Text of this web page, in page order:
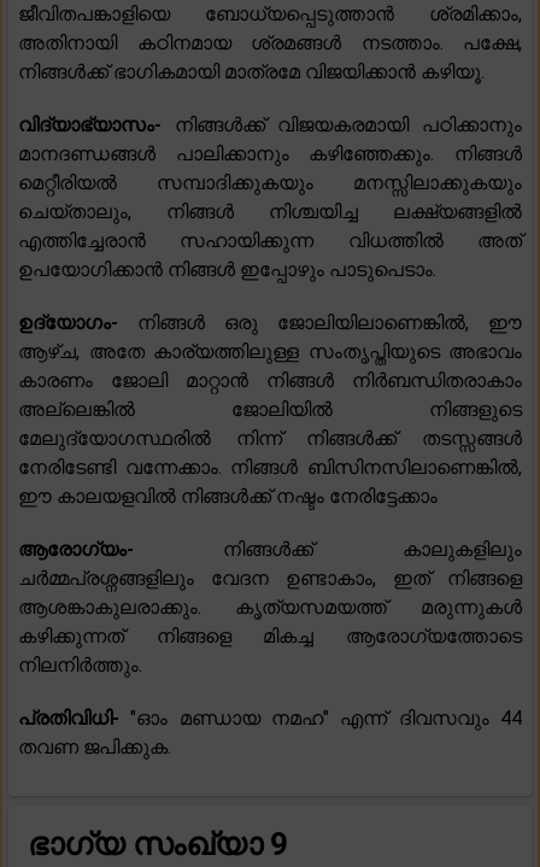
ജീവിതപങ്കാളിയെ ബോധ്യപ്പെടുത്താൻ ശ്രമിക്കാം,
അതിനായി കഠിനമായ ശ്രമങ്ങൾ നടത്താം. പക്ഷേ,
നിങ്ങൾക്ക് ഭാഗികമായി മാത്രമേ വിജയിക്കാൻ കഴിയൂ.
വിദ്യാഭ്യാസം- നിങ്ങൾക്ക് വിജയകരമായി പഠിക്കാനും
മാനദണ്ഡങ്ങൾ പാലിക്കാനും കഴിഞ്ഞേക്കും. നിങ്ങൾ
മെറ്റീരിയൽ സമ്പാദിക്കുകയും മനസ്സിലാക്കുകയും
ചെയ്‌താലും, നിങ്ങൾ നിശ്ചയിച്ച ലക്ഷ്യങ്ങളിൽ
എത്തിച്ചേരാൻ സഹായിക്കുന്ന വിധത്തിൽ അത്
ഉപയോഗിക്കാൻ നിങ്ങൾ ഇപ്പോഴും പാടുപെടാം.
ഉദ്യോഗം- നിങ്ങൾ ഒരു ജോലിയിലാണെങ്കിൽ, ഈ
ആഴ്ച, അതേ കാര്യത്തിലുള്ള സംതൃപ്തിയുടെ അഭാവം
കാരണം ജോലി മാറ്റാൻ നിങ്ങൾ നിർബന്ധിതരാകാം
അല്ലെങ്കിൽ ജോലിയിൽ നിങ്ങളുടെ
മേലുദ്യോഗസ്ഥരിൽ നിന്ന് നിങ്ങൾക്ക് തടസ്സങ്ങൾ
നേരിടേണ്ടി വന്നേക്കാം. നിങ്ങൾ ബിസിനസിലാണെങ്കിൽ,
ഈ കാലയളവിൽ നിങ്ങൾക്ക് നഷ്ടം നേരിട്ടേക്കാം
ആരോഗ്യം- നിങ്ങൾക്ക് കാലുകളിലും
ചർമ്മപ്രശ്നങ്ങളിലും വേദന ഉണ്ടാകാം, ഇത് നിങ്ങളെ
ആശങ്കാകുലരാക്കും. കൃത്യസമയത്ത് മരുന്നുകൾ
കഴിക്കുന്നത് നിങ്ങളെ മികച്ച ആരോഗ്യത്തോടെ
നിലനിർത്തും.
പ്രതിവിധി-"ഓം മണ്ഡായ നമഹ" എന്ന് ദിവസവും 44
തവണ ജപിക്കുക.
ഭാഗ്യ സംഖ്യാ 9